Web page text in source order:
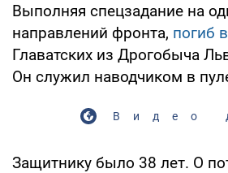
Выполняя спецзадание на
направлений фронта, погиб
Главатских из Дрогобыча
Он служил наводчиком в
Видео
Защитнику было 38 лет. О